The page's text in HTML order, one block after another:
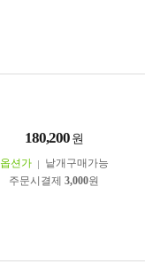
180,200 원
옵션가
낱개구매가능
주문시결제 3,000원